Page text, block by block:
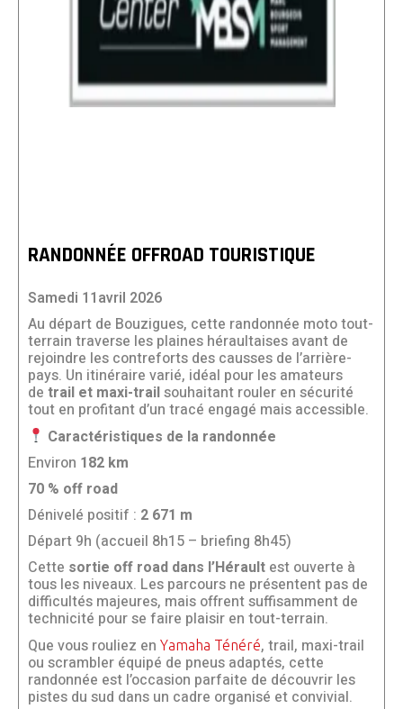
RANDONNÉE OFFROAD TOURISTIQUE
Samedi 11avril 2026
Au départ de Bouzigues, cette randonnée moto tout-
terrain traverse les plaines héraultaises avant de
rejoindre les contreforts des causses de l’arrière-
pays. Un itinéraire varié, idéal pour les amateurs
de trail et maxi-trailsouhaitant rouler en sécurité
tout en profitant d’un tracé engagé mais accessible.
Caractéristiques de la randonnée
Environ 182 km
70 % off road
Dénivelé positif : 2 671 m
Départ 9h (accueil 8h15 – briefing 8h45)
Cette sortie off road dans l’Hérault est ouverte à
tous les niveaux. Les parcours ne présentent pas de
difficultés majeures, mais offrent suffisamment de
technicité pour se faire plaisir en tout-terrain.
Que vous rouliez en Yamaha Ténéré, trail, maxi-trail
ou scrambler équipé de pneus adaptés, cette
randonnée est l’occasion parfaite de découvrir les
pistes du sud dans un cadre organisé et convivial.